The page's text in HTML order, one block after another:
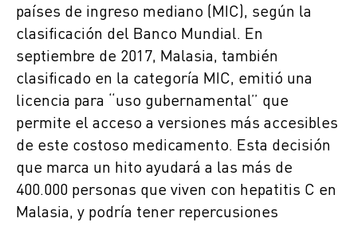
países de ingreso mediano (MIC), según la
clasificación del Banco Mundial. En
septiembre de 2017, Malasia, también
clasificado en la categoría MIC, emitió una
licencia para “uso gubernamental” que
permite el acceso a versiones más accesibles
de este costoso medicamento. Esta decisión
que marca un hito ayudará a las más de
400.000 personas que viven con hepatitis C en
Malasia, y podría tener repercusiones